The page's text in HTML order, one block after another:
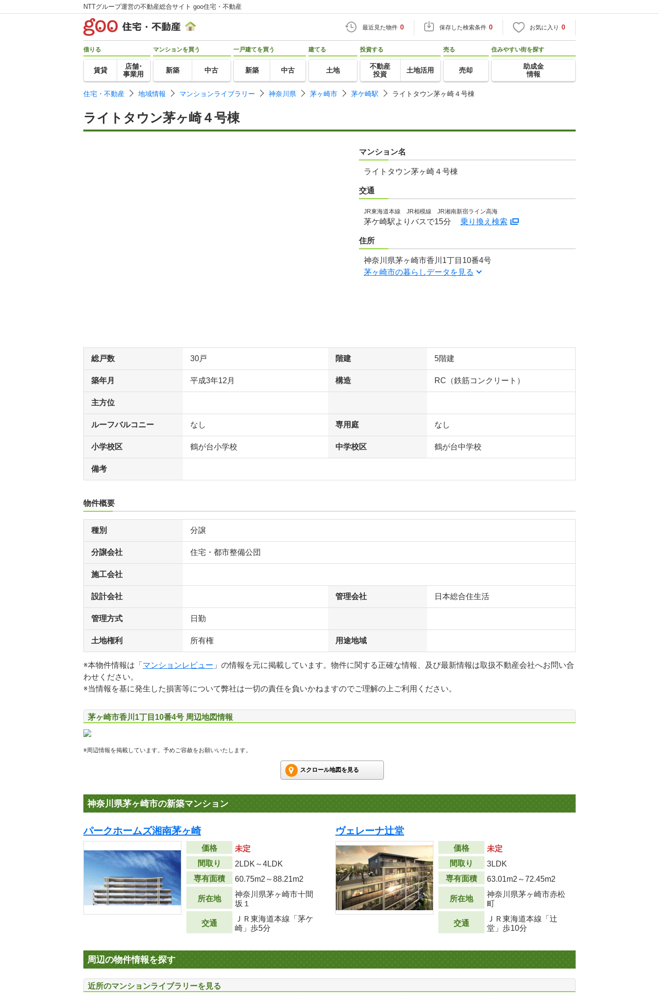
NTTグループ運営の不動産総合サイト goo住宅・不動産
最近見た物件 0 保存した検索条件 0 お気に入り 0
借りる
賃貸
店舗･
事業用
マンションを買う
新築 中古
一戸建てを買う
新築 中古
建てる
土地
投資する
不動産
投資
土地活用
売る
売却
住みやすい街を探す
助成金
情報
住宅・不動産 地域情報 マンションライブラリー 神奈川県 茅ヶ崎市 茅ケ崎駅 ライトタウン茅ヶ崎４号棟
ライトタウン茅ヶ崎４号棟
マンション名
ライトタウン茅ヶ崎４号棟
交通
JR東海道本線 JR相模線 JR湘南新宿ライン高海
茅ケ崎駅よりバスで15分 乗り換え検索
住所
神奈川県茅ヶ崎市香川1丁目10番4号
茅ヶ崎市の暮らしデータを見る
総戸数 30戸 階建 5階建
築年月 平成3年12月 構造 RC（鉄筋コンクリート）
主方位
ルーフバルコニー なし 専用庭 なし
小学校区 鶴が台小学校 中学校区 鶴が台中学校
備考
物件概要
種別 分譲
分譲会社 住宅・都市整備公団
施工会社
設計会社 管理会社 日本総合住生活
管理方式 日勤
土地権利 所有権 用途地域
※本物件情報は「 マンションレビュー 」の情報を元に掲載しています。物件に関する正確な情報、及び最新情報は取扱不動産会社へお問い合
わせください。
※当情報を基に発生した損害等について弊社は一切の責任を負いかねますのでご理解の上ご利用ください。
茅ヶ崎市香川1丁目10番4号 周辺地図情報
※周辺情報を掲載しています。予めご容赦をお願いいたします。
スクロール地図を見る
神奈川県茅ヶ崎市の新築マンション
パークホームズ湘南茅ヶ崎
価格
未定
間取り
2LDK～4LDK
専有面積
60.75m2 ～88.21m2
所在地
神奈川県茅ヶ崎市十間
坂１
交通
ＪＲ東海道本線「茅ケ
崎」歩5分
ヴェレーナ辻堂
価格
未定
間取り
3LDK
専有面積
63.01m2 ～72.45m2
所在地
神奈川県茅ヶ崎市赤松
町
交通
ＪＲ東海道本線「辻
堂」歩10分
周辺の物件情報を探す
近所のマンションライブラリーを見る